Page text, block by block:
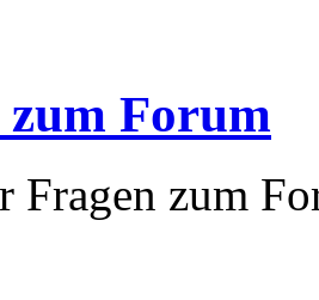
zum Forum
Fragen zum